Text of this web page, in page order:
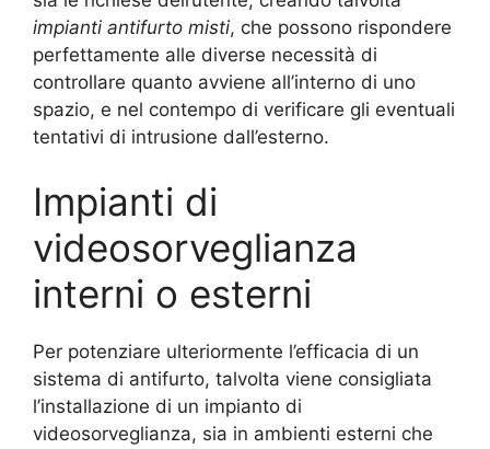
impianti antifurto misti, che possono rispondere
perfettamente alle diverse necessità di
controllare quanto avviene all’interno di uno
spazio, e nel contempo di verificare gli eventuali
tentativi di intrusione dall’esterno.
Impianti di
videosorveglianza
interni o esterni
Per potenziare ulteriormente l’efficacia di un
sistema di antifurto, talvolta viene consigliata
l’installazione di un impianto di
videosorveglianza, sia in ambienti esterni che